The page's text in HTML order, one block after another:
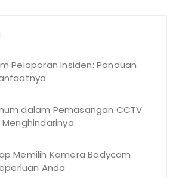
Pelaporan Insiden: Panduan
dalam Pemasangan CCTV
Memilih Kamera Bodycam
Anda